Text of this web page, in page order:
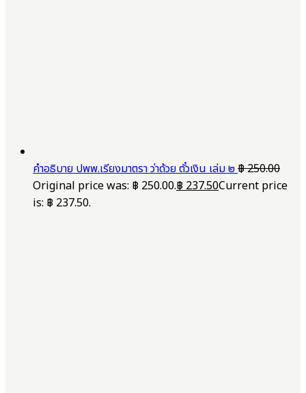
คำอธิบาย ปพพ.เรียงมาตรา ว่าด้วย ตั๋วเงิน เล่ม ๒฿250.00
Original price was: ฿ 250.00.฿237.50Current price
is: ฿ 237.50.